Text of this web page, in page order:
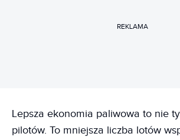
REKLAMA
Lepsza ekonomia paliwowa to nie
pilotów. To mniejsza liczba lotów